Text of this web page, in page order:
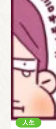
人生